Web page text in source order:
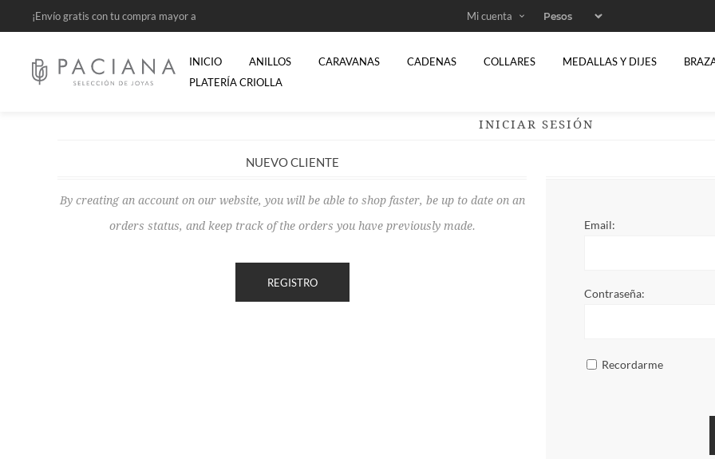
¡Envío gratis con tu compra mayor a Mi cuenta
INICIO ANILLOS CARAVANAS CADENAS COLLARES MEDALLAS Y DIJES
PLATERÍA CRIOLLA
INICIAR SESIÓN
NUEVO CLIENTE
By creating an account on our website, you will be able to shop faster, be up to date on an
orders status, and keep track of the orders you have previously made.
Email:
Contraseña:
Recordarme